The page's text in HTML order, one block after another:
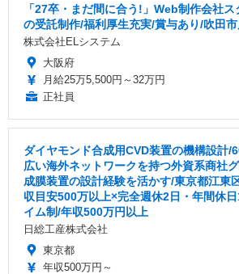
「27卒・まだ間に合う!」Web制作会社
の受託制作/福利厚生充実/賞与あり/吹田
株式会社ELシステム
大阪府
月給25万5,500円～32万円
正社員
ダイヤモンド合成用CVD装置の機構設計/
広い海外ネットワークを持つ外資系商社
成膜装置の設計経験を活かす/東京都江東
収目安500万以上×完全週休2日・年間休
イム制/年収500万円以上
日総工産株式会社
東京都
年収500万円～